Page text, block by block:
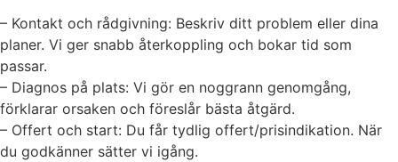
– Kontakt och rådgivning: Beskriv ditt problem eller dina
planer. Vi ger snabb återkoppling och bokar tid som
passar.
– Diagnos på plats: Vi gör en noggrann genomgång,
förklarar orsaken och föreslår bästa åtgärd.
– Offert och start: Du får tydlig offert/prisindikation. När
du godkänner sätter vi igång.